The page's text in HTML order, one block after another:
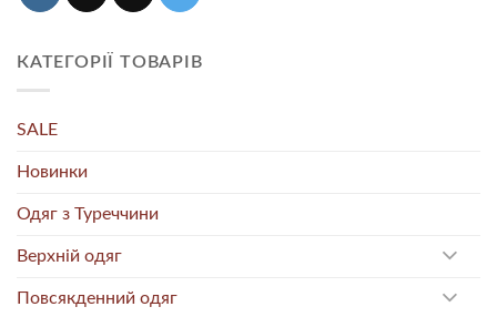
КАТЕГОРІЇ ТОВАРІВ
SALE
Новинки
Одяг з Туреччини
Верхній одяг
Повсякденний одяг